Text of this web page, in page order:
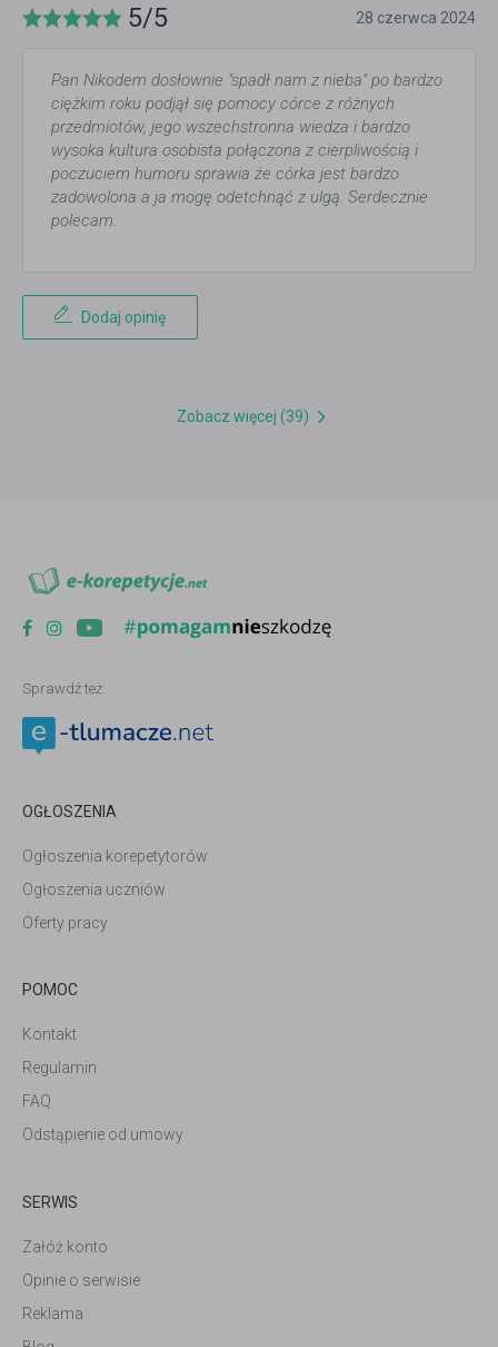
5/5 28 czerwca 2024
Pan Nikodem dosłownie "spadł nam z nieba" po bardzo
ciężkim roku podjął się pomocy córce z różnych
przedmiotów, jego wszechstronna wiedza i bardzo
wysoka kultura osobista połączona z cierpliwością i
poczuciem humoru sprawia że córka jest bardzo
zadowolona a ja mogę odetchnąć z ulgą. Serdecznie
polecam.
Dodaj opinię
Zobacz więcej (39)
Sprawdź też:
OGŁOSZENIA
Ogłoszenia korepetytorów
Ogłoszenia uczniów
Oferty pracy
POMOC
Kontakt
Regulamin
FAQ
Odstąpienie od umowy
SERWIS
Załóż konto
Opinie o serwisie
Reklama